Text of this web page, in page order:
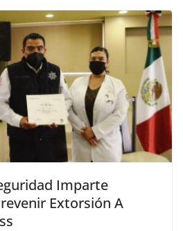
Imparte
Extorsión A